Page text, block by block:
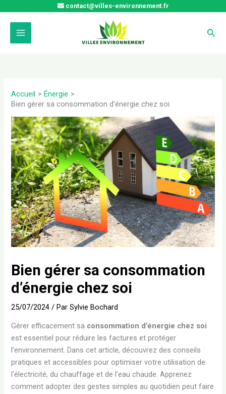
contenu
contact@villes-environnement.fr
Accueil
Énergie
Bien gérer sa consommation d’énergie chez soi
Bien gérer sa consommation
d’énergie chez soi
25/07/2024/ ParSylvie Bochard
Gérer efficacement sa consommation d’énergie chez soi
est essentiel pour réduire les factures et protéger
l’environnement. Dans cet article, découvrez des conseils
pratiques et accessibles pour optimiser votre utilisation de
l’électricité, du chauffage et de l’eau chaude. Apprenez
comment adopter des gestes simples au quotidien peut faire